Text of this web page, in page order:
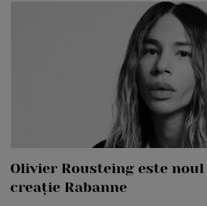
Olivier Rousteing este
creație Rabanne